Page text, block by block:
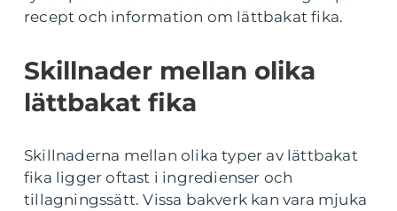
recept och information om lättbakat fika.
Skillnader mellan olika
lättbakat fika
Skillnaderna mellan olika typer av lättbakat
fika ligger oftast i ingredienser och
tillagningssätt. Vissa bakverk kan vara mjuka